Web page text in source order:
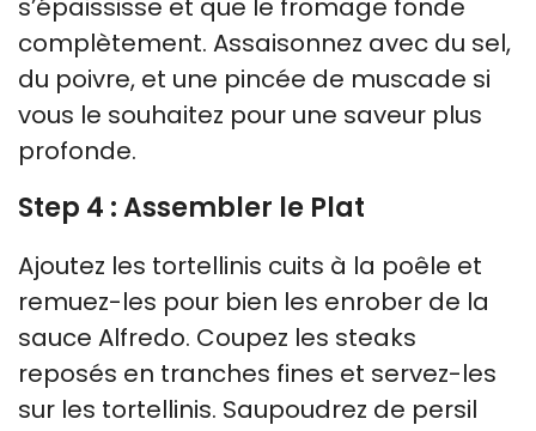
complètement. Assaisonnez avec du sel,
du poivre, et une pincée de muscade si
vous le souhaitez pour une saveur plus
profonde.
Step 4 : Assembler le Plat
Ajoutez les tortellinis cuits à la poêle et
remuez-les pour bien les enrober de la
sauce Alfredo. Coupez les steaks
reposés en tranches fines et servez-les
sur les tortellinis. Saupoudrez de persil